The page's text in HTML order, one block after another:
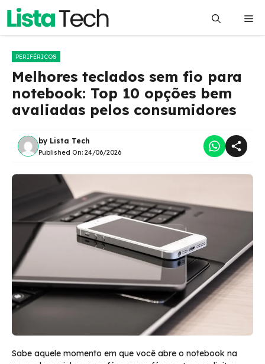
Pular
o
PERIFÉRICOS
Melhores teclados sem fio para
notebook: Top 10 opções bem
avaliadas pelos consumidores
by Lista Tech
Published On: 24/06/2026
Sabe aquele momento em que você abre o notebook na